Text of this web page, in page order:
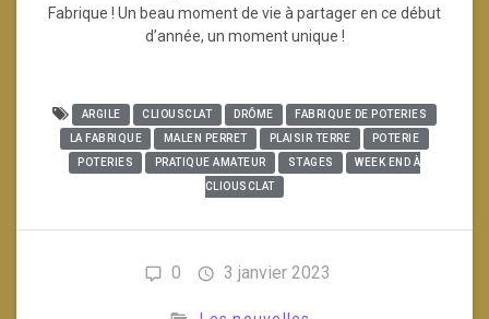
Fabrique ! Un beau moment de vie à partager en ce début
d’année, un moment unique !
ARGILE CLIOUSCLAT DRÔME
FABRIQUE DE POTERIES
LA FABRIQUE
MALEN PERRET PLAISIR TERRE
POTERIE
POTERIES
PRATIQUE AMATEUR STAGES
WEEK END À
CLIOUSCLAT
0 3 janvier 2023